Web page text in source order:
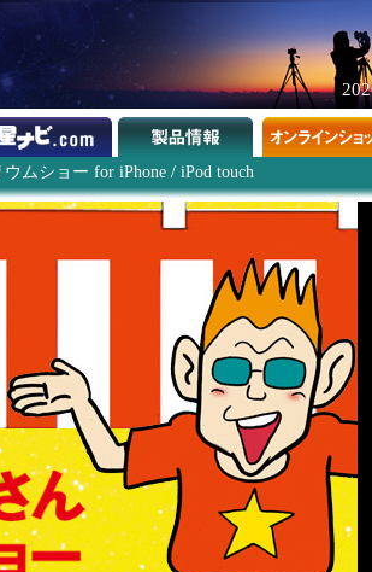
ムショー for iPhone / iPod touch